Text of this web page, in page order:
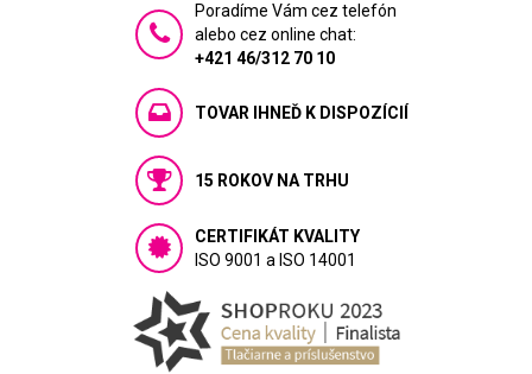
Poradíme Vám cez telefón
alebo cez online chat:
+421 46/312 70 10
TOVAR IHNEĎ K DISPOZÍCIÍ
15 ROKOV NA TRHU
CERTIFIKÁT KVALITY
ISO 9001 a ISO 14001